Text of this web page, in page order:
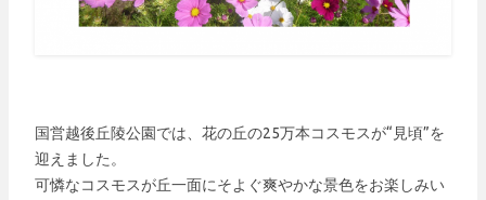
国営越後丘陵公園では、花の丘の25万本コスモスが“見頃”を
迎えました。
可憐なコスモスが丘一面にそよぐ爽やかな景色をお楽しみい